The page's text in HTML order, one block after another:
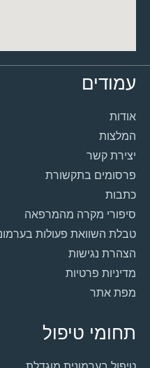
עמודים
אודות
המלצות
יצירת קשר
פרסומים בתקשורת
כתבות
סיפורי מקרה מהמרפאה
טבלת השוואת פעולות
הצהרת נגישות
מדיניות פרטיות
מפת אתר
תחומי טיפול